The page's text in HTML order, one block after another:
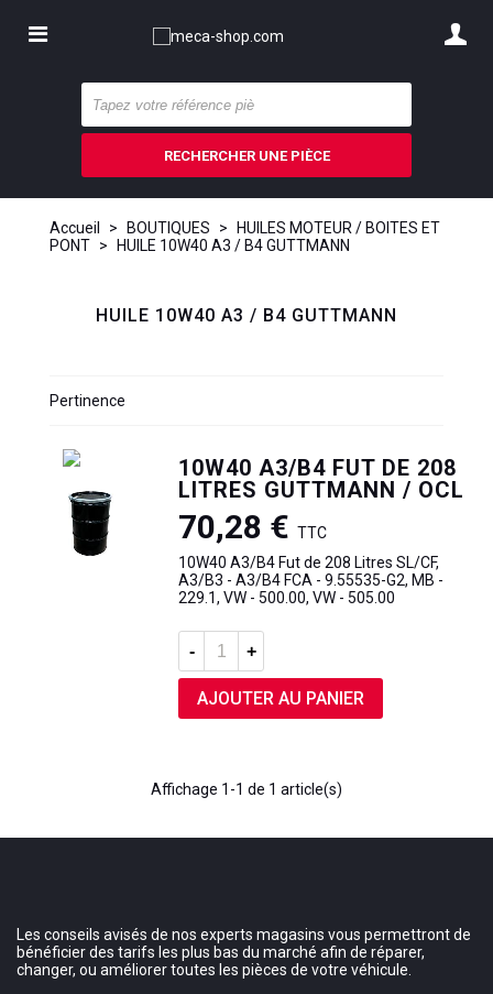
RECHERCHER UNE PIÈCE
Accueil > BOUTIQUES >
HUILES MOTEUR / BOITES ET
PONT > HUILE 10W40 A3 / B4 GUTTMANN
HUILE 10W40 A3 / B4 GUTTMANN
Pertinence
10W40 A3/B4 FUT DE 208
LITRES GUTTMANN / OCL
70,28 € TTC
10W40 A3/B4 Fut de 208 Litres SL/CF,
A3/B3 - A3/B4 FCA - 9.55535-G2, MB -
229.1, VW - 500.00, VW - 505.00
- +
AJOUTER AU PANIER
Affichage 1 -1 de 1 article(s)
Les conseils avisés de nos experts magasins vous permettront de
bénéficier des tarifs les plus bas du marché afin de réparer,
changer, ou améliorer toutes les pièces de votre véhicule.